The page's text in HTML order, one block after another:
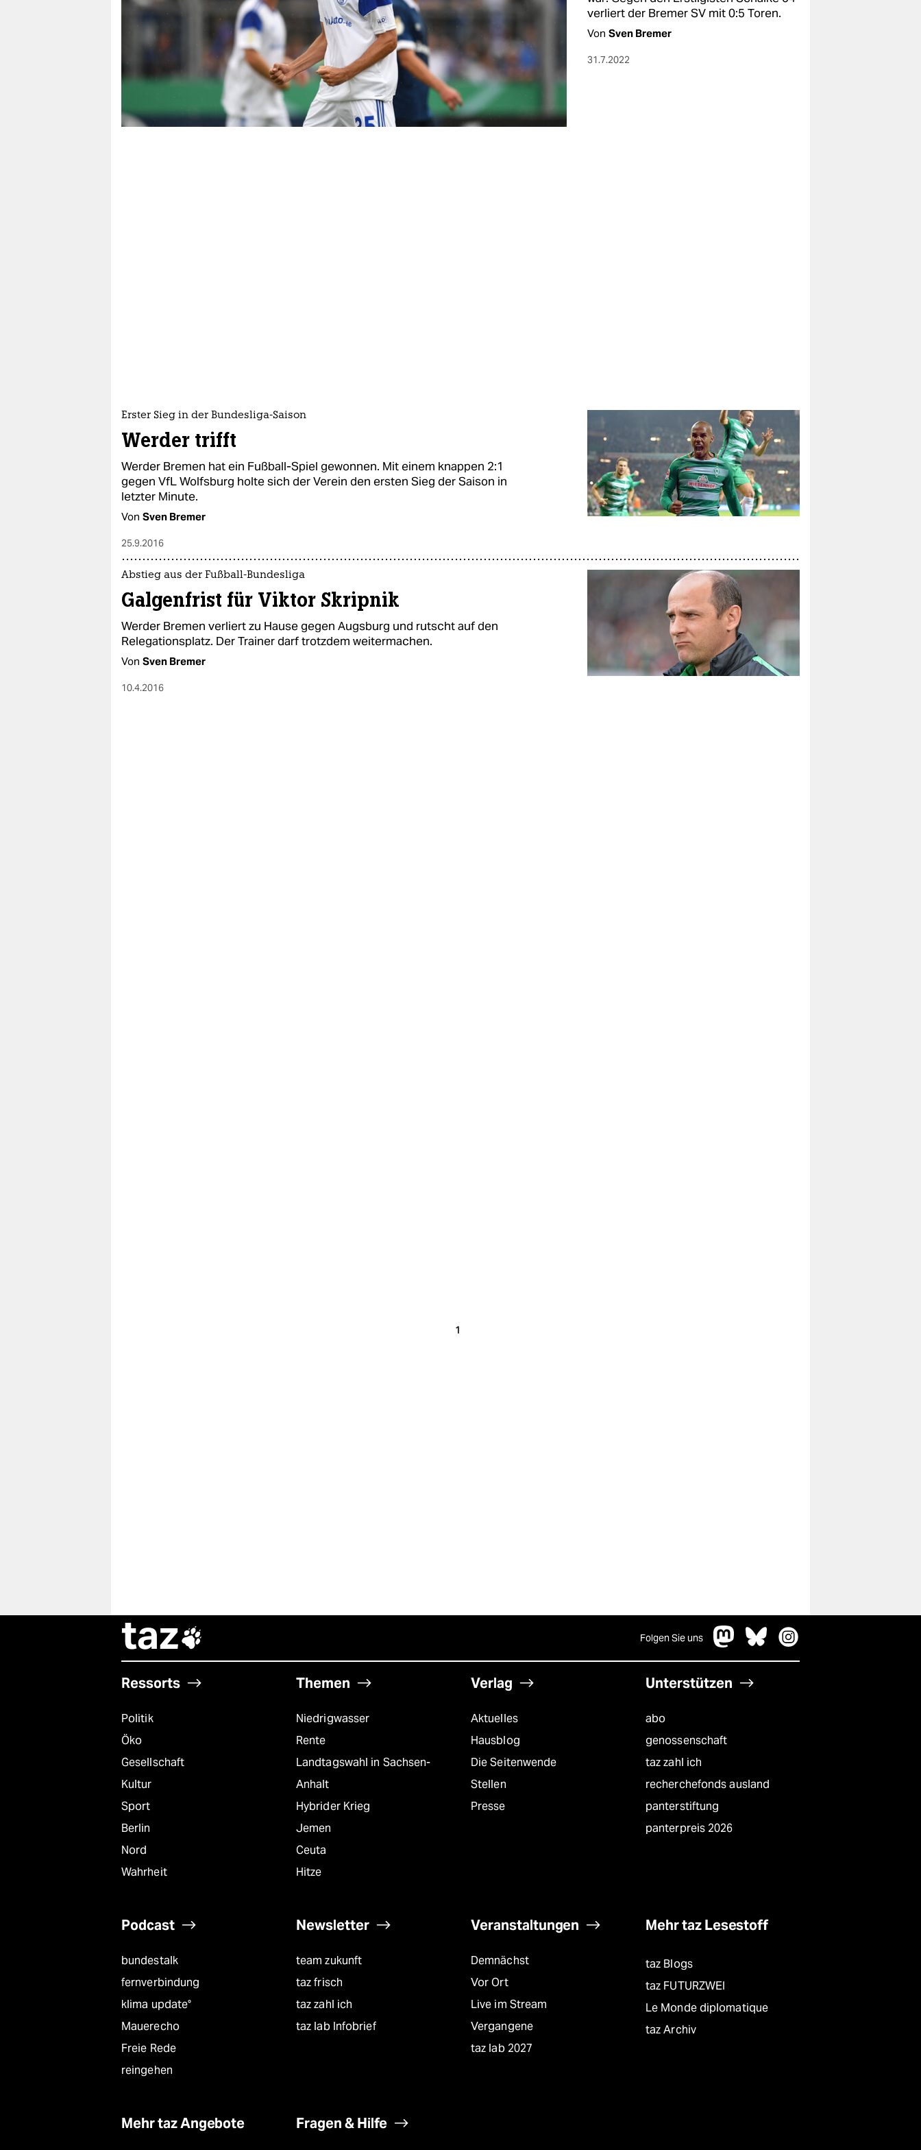
nord
wahrheit
verlag
verliert der Bremer SV mit 0:5 Toren.
Von Sven Bremer
31.7.2022
Erster Sieg in der Bundesliga-Saison
Werder trifft
Werder Bremen hat ein Fußball-Spiel gewonnen. Mit einem knappen 2:1
gegen VfL Wolfsburg holte sich der Verein den ersten Sieg der Saison in
letzter Minute.
Von Sven Bremer
25.9.2016
Abstieg aus der Fußball-Bundesliga
Galgenfrist für Viktor Skripnik
Werder Bremen verliert zu Hause gegen Augsburg und rutscht auf den
Relegationsplatz. Der Trainer darf trotzdem weitermachen.
Von Sven Bremer
10.4.2016
1
taz Folgen Sie uns
Ressorts
Politik
Öko
Gesellschaft
Kultur
Sport
Berlin
Nord
Wahrheit
Themen
Niedrigwasser
Rente
Landtagswahl in Sachsen-
Anhalt
Hybrider Krieg
Jemen
Ceuta
Hitze
Verlag
Aktuelles
Hausblog
Die Seitenwende
Stellen
Presse
Unterstützen
abo
genossenschaft
taz zahl ich
recherchefonds ausland
panterstiftung
panterpreis 2026
Podcast
bundestalk
fernverbindung
klima update°
Mauerecho
Freie Rede
reingehen
Newsletter
team zukunft
taz frisch
taz zahl ich
taz lab Infobrief
Veranstaltungen
Demnächst
Vor Ort
Live im Stream
Vergangene
taz lab 2027
Mehr taz Lesestoff
taz Blogs
taz FUTURZWEI
Le Monde diplomatique
taz Archiv
Mehr taz Angebote Fragen & Hilfe